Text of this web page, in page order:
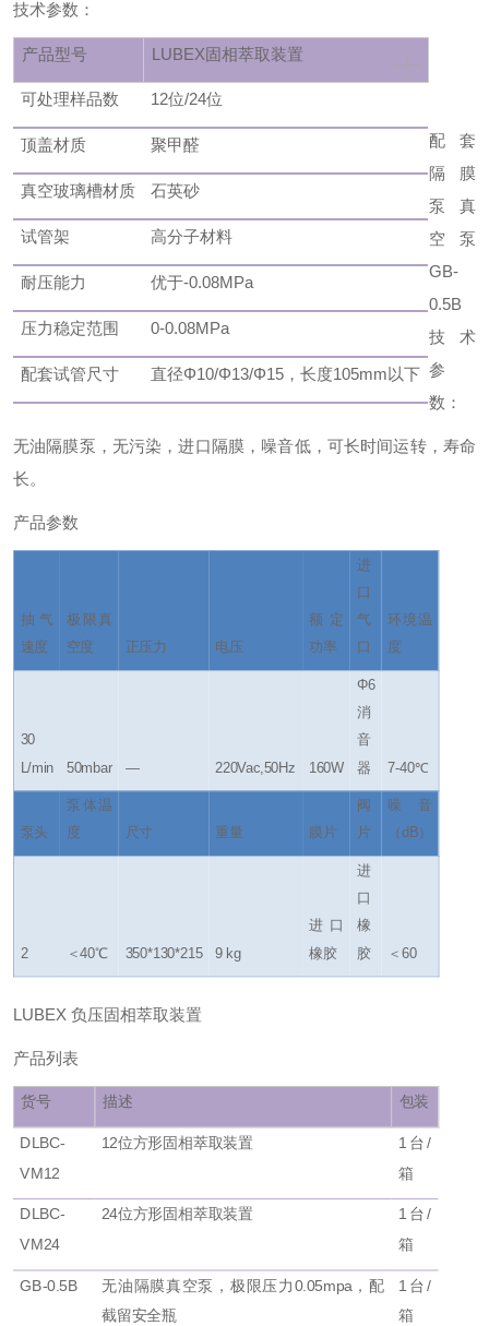
技术参数：
产品型号 LUBEX固相萃取装置
可处理样品数 12位/24位
顶盖材质 聚甲醛
真空玻璃槽材质 石英砂
试管架 高分子材料
耐压能力 优于-0.08MPa
压力稳定范围 0-0.08MPa
配套试管尺寸 直径Φ10/Φ13/Φ15，长度105mm以下
配套
隔膜
泵真
空泵
GB-
0.5B
技术
参
数：
无油隔膜泵，无污染，进口隔膜，噪音低，可长时间运转，寿命
长。
产品参数
抽气
速度
极限真
空度
正压力 电压
额定
功率
进
口
气
口
环境温
度
30
L/min 50mbar — 220Vac,50Hz 160W
Φ6
消
音
器 7-40℃
泵头
泵体温
度 尺寸 重量 膜片
阀
片
噪音
（dB）
2 ＜40℃ 350*130*215 9 kg
进口
橡胶
进
口
橡
胶
＜60
LUBEX 负压固相萃取装置
产品列表
货号 描述 包装
DLBC-
VM12
12位方形固相萃取装置
1台/
箱
DLBC-
VM24
24位方形固相萃取装置 1台/
箱
GB-0.5B
无油隔膜真空泵，极限压力0.05mpa，配
截留安全瓶
1台/
箱